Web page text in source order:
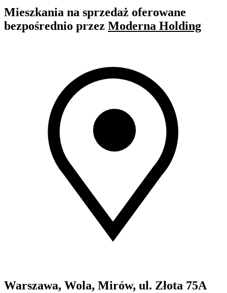
Mieszkania na sprzedaż oferowane
bezpośrednio przez Moderna Holding
Warszawa, Wola, Mirów, ul. Złota 75A